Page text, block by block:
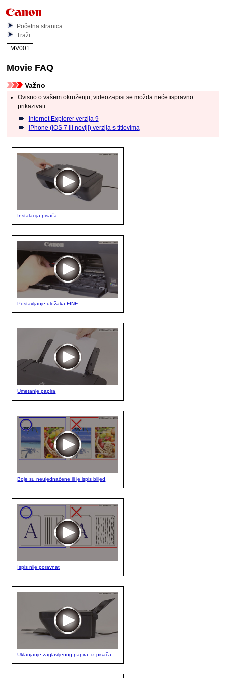
Početna stranica
Traži
MV001
Movie FAQ
Važno
Ovisno o vašem okruženju, videozapisi se možda neće ispravno
prikazivati.
Internet Explorer verzija 9
iPhone (iOS 7 ili noviji) verzija s titlovima
Instalacija pisača
Postavljanje uložaka FINE
Umetanje papira
Boje su neujednačene ili je ispis blijed
Ispis nije poravnat
Uklanjanje zaglavljenog papira: iz pisača